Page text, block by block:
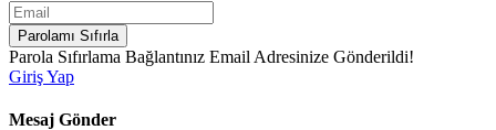
Parolamı Sıfırla
Parola Sıfırlama Bağlantınız Email Adresinize Gönderildi!
Giriş Yap
Mesaj Gönder